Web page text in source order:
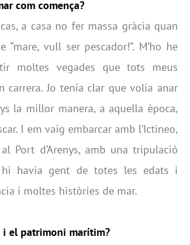
com comença?
a casa no fer massa gràcia quan
vull ser pescador!”. M’ho he
moltes vegades que tots meus
carrera. Jo tenia clar que volia anar
la millor manera, a aquella època,
I em vaig embarcar amb l’Ictineo,
Port d’Arenys, amb una tripulació
hi havia gent de totes les edats i
i moltes històries de mar.
el patrimoni marítim?